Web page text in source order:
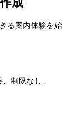
成
る案内体験を始
制限なし、